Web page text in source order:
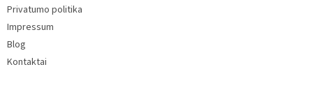
Privatumo politika
Impressum
Blog
Kontaktai